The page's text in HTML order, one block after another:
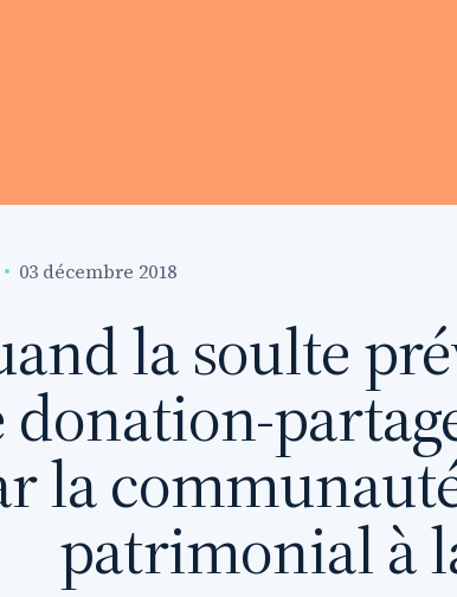
03 décembre 2018
la soulte
la
patrimonial à